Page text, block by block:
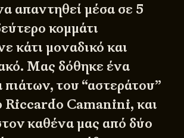
απαντηθεί μέσα σε 5
κομμάτι
κάτι μοναδικό και
Μας δόθηκε ένα
του “αστεράτου”
Riccardo Camanini, και
καθένα μας από δύο